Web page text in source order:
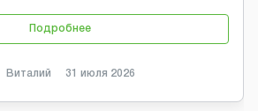
Подробнее
Виталий 31 июля 2026